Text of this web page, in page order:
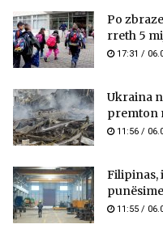
Po
rreth 5
17:31 /
Ukraina
premton
11:56 /
Filipinas,
11:55 /